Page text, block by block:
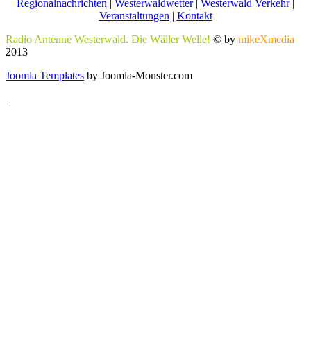
Regionalnachrichten | Westerwaldwetter| Westerwald Verkehr|
Veranstaltungen | Kontakt
Radio Antenne Westerwald. Die Wäller Welle! © by mikeXmedia
2013
Joomla Templates by Joomla-Monster.com